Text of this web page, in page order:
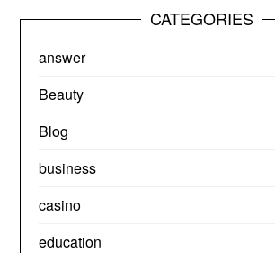
CATEGORIES
answer
Beauty
Blog
business
casino
education